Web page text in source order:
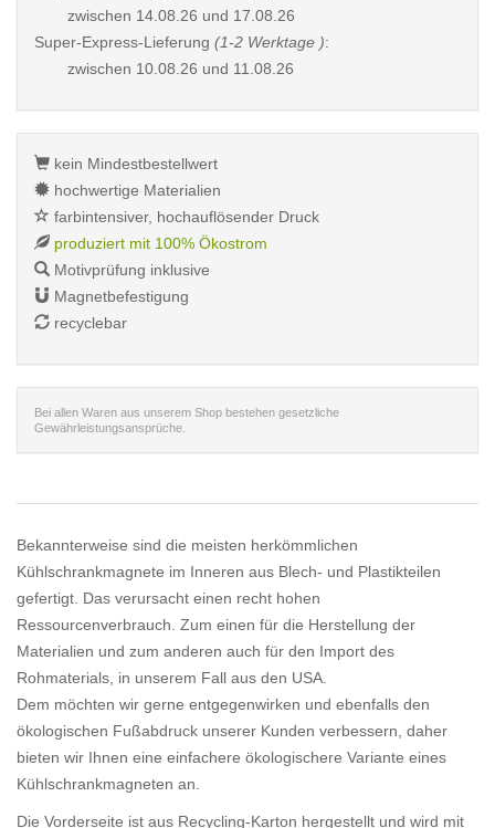
zwischen 14.08.26 und 17.08.26
Super-Express-Lieferung (1-2 Werktage ):
zwischen 10.08.26 und 11.08.26
kein Mindestbestellwert
hochwertige Materialien
farbintensiver, hochauflösender Druck
produziert mit 100% Ökostrom
Motivprüfung inklusive
Magnetbefestigung
recyclebar
Bei allen Waren aus unserem Shop bestehen gesetzliche
Gewährleistungsansprüche.
Bekannterweise sind die meisten herkömmlichen
Kühlschrankmagnete im Inneren aus Blech- und Plastikteilen
gefertigt. Das verursacht einen recht hohen
Ressourcenverbrauch. Zum einen für die Herstellung der
Materialien und zum anderen auch für den Import des
Rohmaterials, in unserem Fall aus den USA.
Dem möchten wir gerne entgegenwirken und ebenfalls den
ökologischen Fußabdruck unserer Kunden verbessern, daher
bieten wir Ihnen eine einfachere ökologischere Variante eines
Kühlschrankmagneten an.
Die Vorderseite ist aus Recycling-Karton hergestellt und wird mit